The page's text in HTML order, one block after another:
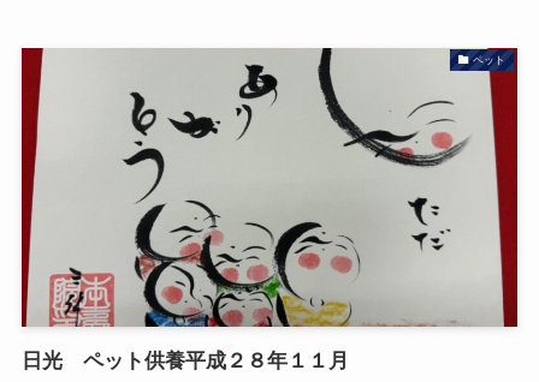
ペット
日光 ペット供養平成２８年１１月